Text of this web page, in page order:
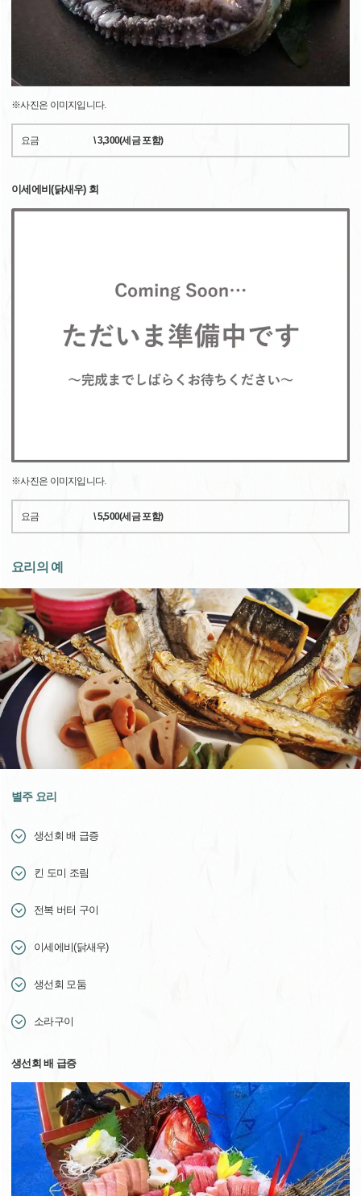
※사진은 이미지입니다.
요금 \ 3,300(세금 포함)
이세에비(닭새우) 회
※사진은 이미지입니다.
요금 \ 5,500(세금 포함)
요리의 예
별주 요리
생선회 배 급증
킨 도미 조림
전복 버터 구이
이세에비(닭새우)
생선회 모둠
소라구이
생선회 배 급증